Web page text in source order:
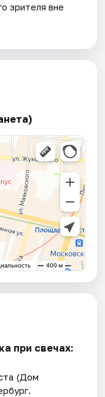
зрителя вне
при свечах:
(Дом